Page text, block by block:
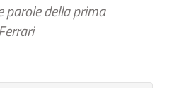
parole della prima